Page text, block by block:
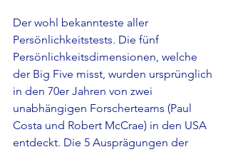
Der wohl bekannteste aller
Persönlichkeitstests. Die fünf
Persönlichkeitsdimensionen, welche
der Big Five misst, wurden ursprünglich
in den 70er Jahren von zwei
unabhängigen Forscherteams (Paul
Costa und Robert McCrae) in den USA
entdeckt. Die 5 Ausprägungen der